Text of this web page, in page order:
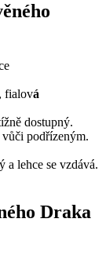
fialová
dostupný.
podřízeným.
a lehce se vzdává.
Draka